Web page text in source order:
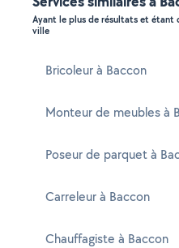
Ayant le plus de résultats et
ville
Bricoleur à Baccon
Monteur de meubles à
Poseur de parquet à
Carreleur à Baccon
Chauffagiste à Baccon